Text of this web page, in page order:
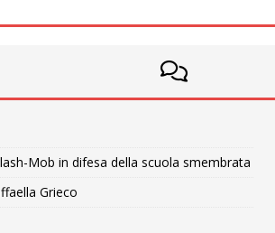
Mob in difesa della scuola smembrata
Grieco